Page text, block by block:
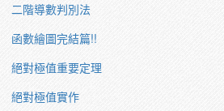
階導數判別法
數繪圖完結篇!!
對極值重要定理
絕對極值實作